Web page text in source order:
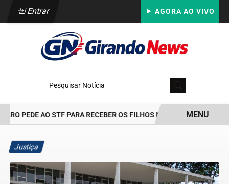
Entrar AGORA AO VIVO
Pesquisar Notícia
PEDE AO STF PARA RECEBER OS FILHOS NO DIA DOS PAIS
MENU
Justiça